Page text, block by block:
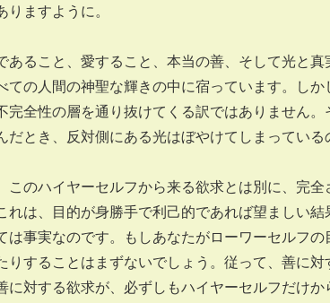
ますように。
あること、愛すること、本当の善、そして光と
ての人間の神聖な輝きの中に宿っています。し
完全性の層を通り抜けてくる訳ではありません
だとき、反対側にある光はぼやけてしまっている
のハイヤーセルフから来る欲求とは別に、完
れは、目的が身勝手で利己的であれば望ましい
は事実なのです。もしあなたがローワーセルフ
りすることはまずないでしょう。従って、善に
に対する欲求が、必ずしもハイヤーセルフだけ